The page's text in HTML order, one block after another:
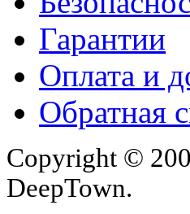
Гарантии
Оплата и
Обратная
Copyright ©
DeepTown.